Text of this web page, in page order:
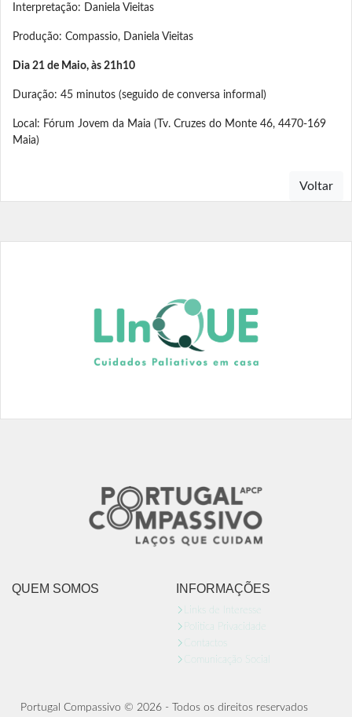
Interpretação: Daniela Vieitas
Produção: Compassio, Daniela Vieitas
Dia 21 de Maio, às 21h10
Duração: 45 minutos (seguido de conversa informal)
Local: Fórum Jovem da Maia (Tv. Cruzes do Monte 46, 4470-169
Maia)
Voltar
INFORMAÇÕES
Links de Interesse
Politica Privacidade
Contactos
Comunicação Social
QUEM SOMOS
Portugal Compassivo © 2026 - Todos os direitos reservados